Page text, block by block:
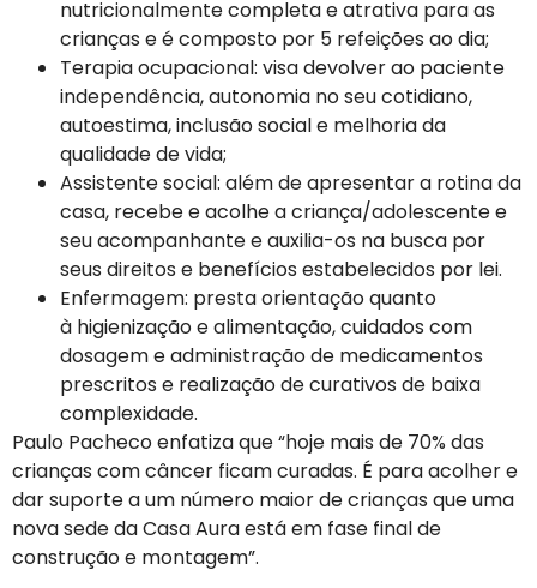
nutricionalmente completa e atrativa para as
crianças e é composto por 5 refeições ao dia;
Terapia ocupacional: visa devolver ao paciente
independência, autonomia no seu cotidiano,
autoestima, inclusão social e melhoria da
qualidade de vida;
Assistente social: além de apresentar a rotina da
casa, recebe e acolhe a criança/adolescente e
seu acompanhante e auxilia-os na busca por
seus direitos e benefícios estabelecidos por lei.
Enfermagem: presta orientação quanto
à higienização e alimentação, cuidados com
dosagem e administração de medicamentos
prescritos e realização de curativos de baixa
complexidade.
Paulo Pacheco enfatiza que “hoje mais de 70% das
crianças com câncer ficam curadas. É para acolher e
dar suporte a um número maior de crianças que uma
nova sede da Casa Aura está em fase final de
construção e montagem”.